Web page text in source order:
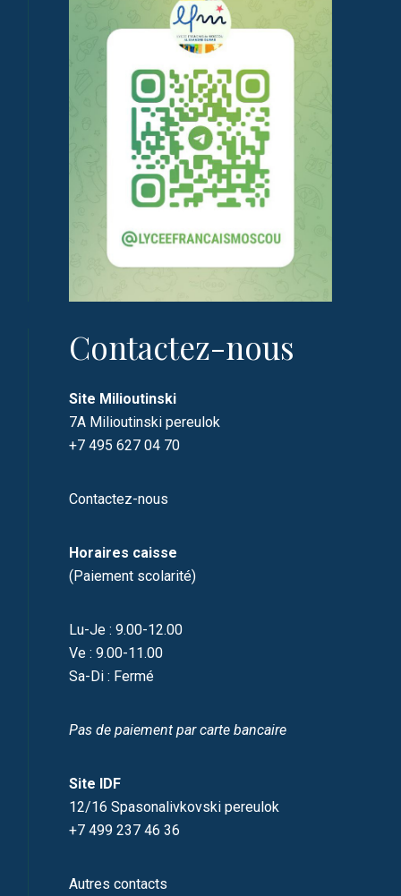
Contactez-nous
Site Milioutinski
7A Milioutinski pereulok
+7 495 627 04 70
Contactez-nous
Horaires caisse
(Paiement scolarité)
Lu-Je : 9.00-12.00
Ve : 9.00-11.00
Sa-Di : Fermé
Pas de paiement par carte bancaire
Site IDF
12/16 Spasonalivkovski pereulok
+7 499 237 46 36
Autres contacts